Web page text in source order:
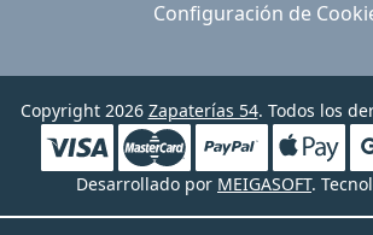
Configuración de
Copyright 2026 Zapaterías 54. Todos los
Desarrollado por MEIGASOFT.